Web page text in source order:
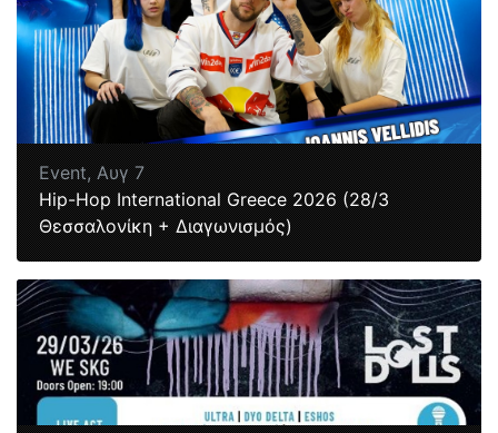
Event,Αυγ 7
Hip-Hop International Greece 2026 (28/3
Θεσσαλονίκη + Διαγωνισμός)